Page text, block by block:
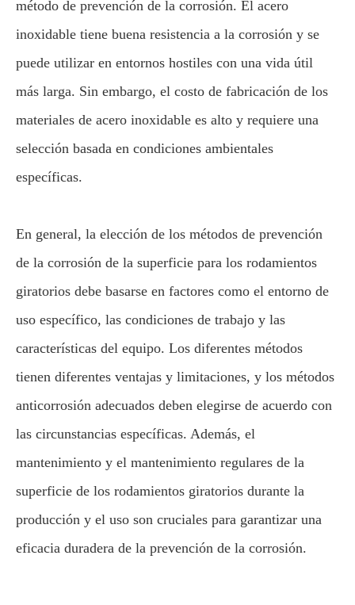
método de prevención de la corrosión. El acero
inoxidable tiene buena resistencia a la corrosión y se
puede utilizar en entornos hostiles con una vida útil
más larga. Sin embargo, el costo de fabricación de los
materiales de acero inoxidable es alto y requiere una
selección basada en condiciones ambientales
específicas.
En general, la elección de los métodos de prevención
de la corrosión de la superficie para los rodamientos
giratorios debe basarse en factores como el entorno de
uso específico, las condiciones de trabajo y las
características del equipo. Los diferentes métodos
tienen diferentes ventajas y limitaciones, y los métodos
anticorrosión adecuados deben elegirse de acuerdo con
las circunstancias específicas. Además, el
mantenimiento y el mantenimiento regulares de la
superficie de los rodamientos giratorios durante la
producción y el uso son cruciales para garantizar una
eficacia duradera de la prevención de la corrosión.